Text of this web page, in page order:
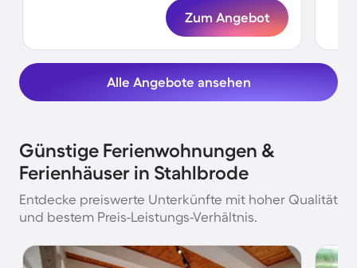
Zum Angebot
Alle Angebote ansehen
Günstige Ferienwohnungen &
Ferienhäuser in Stahlbrode
Entdecke preiswerte Unterkünfte mit hoher Qualität
und bestem Preis-Leistungs-Verhältnis.